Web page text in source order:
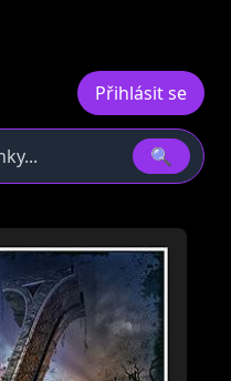
Přihlásit se
🔍